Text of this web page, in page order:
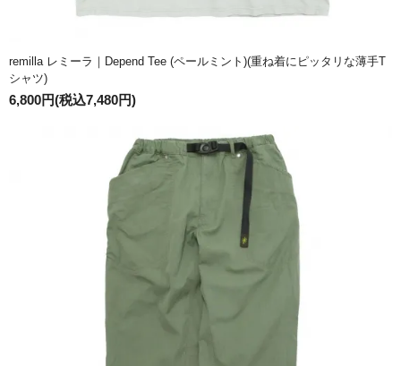
remilla レミーラ｜Depend Tee (ペールミント)(重ね着にピッタリな薄手T
シャツ)
6,800円(税込7,480円)